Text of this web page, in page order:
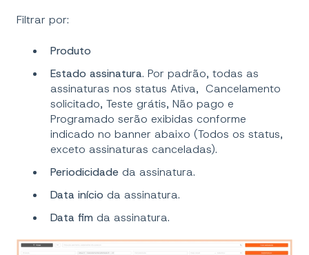
Filtrar por:
Produto
Estado assinatura. Por padrão, todas as
assinaturas nos status Ativa, Cancelamento
solicitado, Teste grátis, Não pago e
Programado serão exibidas conforme
indicado no banner abaixo (Todos os status,
exceto assinaturas canceladas).
Periodicidade da assinatura.
Data início da assinatura.
Data fim da assinatura.